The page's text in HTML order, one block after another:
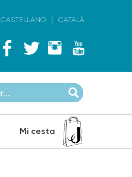
CASTELLANO CATALÀ
Mi cesta